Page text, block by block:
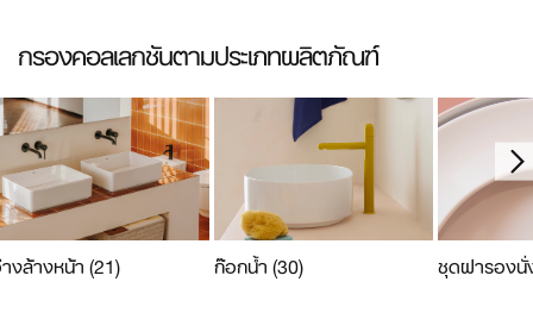
กรองคอลเลกชันตามประเภทผลิตภัณฑ์
งล้างหน้า(21) ก๊อกน้ำ(30) ชุดฝารอง